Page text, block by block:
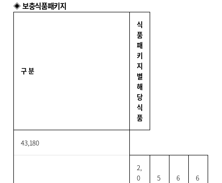
◈ 보충식품패키지
구 분
식
품
패
키
지
별
해
당
식
품
43,180
2,
0
5
6
6